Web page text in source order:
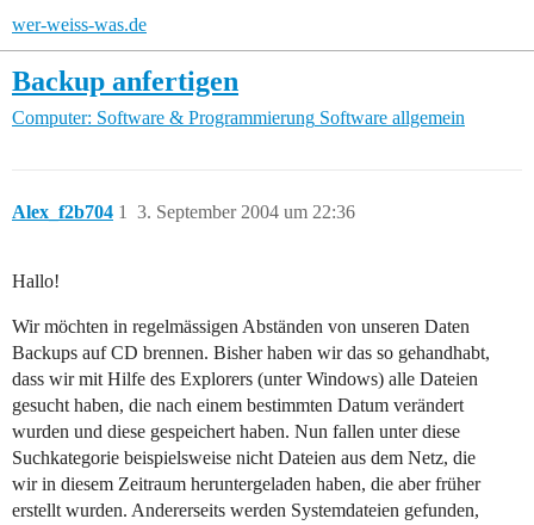
wer-weiss-was.de
Backup anfertigen
Computer: Software & Programmierung Software allgemein
Alex_f2b704 3. September 2004 um 22:36
1
Hallo!
Wir möchten in regelmässigen Abständen von unseren Daten
Backups auf CD brennen. Bisher haben wir das so gehandhabt,
dass wir mit Hilfe des Explorers (unter Windows) alle Dateien
gesucht haben, die nach einem bestimmten Datum verändert
wurden und diese gespeichert haben. Nun fallen unter diese
Suchkategorie beispielsweise nicht Dateien aus dem Netz, die
wir in diesem Zeitraum heruntergeladen haben, die aber früher
erstellt wurden. Andererseits werden Systemdateien gefunden,